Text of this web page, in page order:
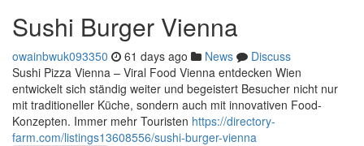
Sushi Burger Vienna
owainbwuk093350 61 days ago News
Discuss
Sushi Pizza Vienna – Viral Food Vienna entdecken Wien
entwickelt sich ständig weiter und begeistert Besucher nicht nur
mit traditioneller Küche, sondern auch mit innovativen Food-
Konzepten. Immer mehr Touristen https://directory-
farm.com/listings13608556/sushi-burger-vienna